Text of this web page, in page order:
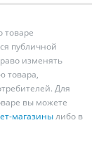
публичной
изменять
товара,
Для
вы можете
магазинылибо в